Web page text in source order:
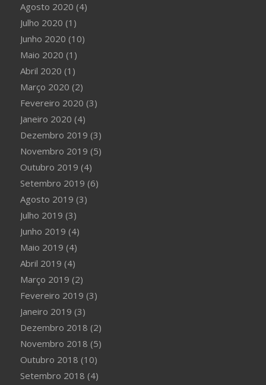
Agosto 2020 (4)
Julho 2020 (1)
Junho 2020 (10)
Maio 2020 (1)
Abril 2020 (1)
Março 2020 (2)
Fevereiro 2020 (3)
Janeiro 2020 (4)
Dezembro 2019 (3)
Novembro 2019 (5)
Outubro 2019 (4)
Setembro 2019 (6)
Agosto 2019 (3)
Julho 2019 (3)
Junho 2019 (4)
Maio 2019 (4)
Abril 2019 (4)
Março 2019 (2)
Fevereiro 2019 (3)
Janeiro 2019 (3)
Dezembro 2018 (2)
Novembro 2018 (5)
Outubro 2018 (10)
Setembro 2018 (4)